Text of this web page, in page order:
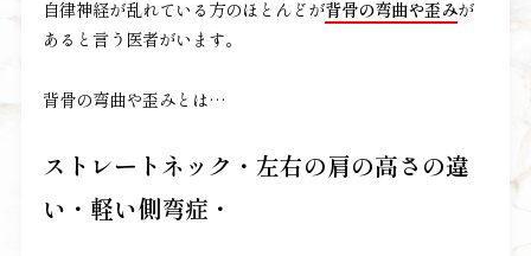
自律神経が乱れている方のほとんどが背骨の弯曲や歪みが
あると言う医者がいます。
背骨の弯曲や歪みとは…
ストレートネック・左右の肩の高さの違
い・軽い側弯症・